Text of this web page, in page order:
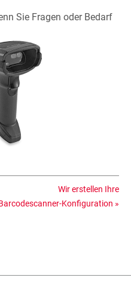
Sie Fragen oder Bedarf
Wir erstellen Ihre
Konfiguration »